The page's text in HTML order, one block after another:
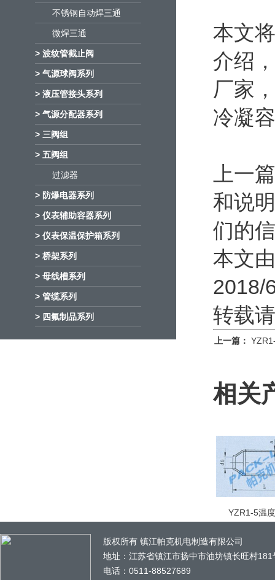
不锈钢自动焊三通
微焊三通
> 波纹管截止阀
> 气源球阀系列
> 液压管接头系列
> 气源分配器系列
> 三阀组
> 五阀组
过滤器
> 防爆电器系列
> 仪表辅助容器系列
> 仪表保温保护箱系列
> 桥架系列
> 母线槽系列
> 管缆系列
> 四氟制品系列
本文
介绍
厂家
冷凝
上一
和说
们的
本文
2018/
转载
上一篇：
相关
YZR1-5温
版权所有 镇江帕克机电制造有限公司
地址：江苏省镇江市扬中市油坊镇长旺村181
电话：0511-88527689